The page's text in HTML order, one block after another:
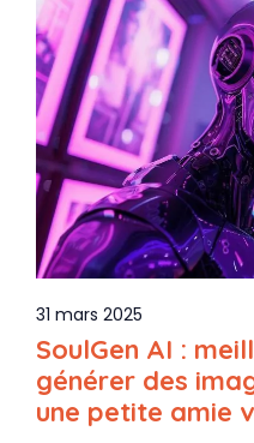
31 mars 2025
SoulGen AI :
générer des
une petite amie